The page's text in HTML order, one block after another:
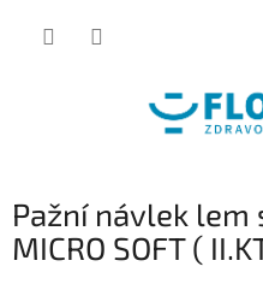
Pažní návlek lem
MICRO SOFT (